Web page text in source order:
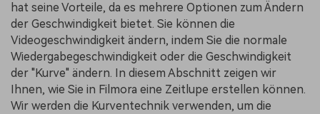
hat seine Vorteile, da es mehrere Optionen zum Ändern
der Geschwindigkeit bietet. Sie können die
Videogeschwindigkeit ändern, indem Sie die normale
Wiedergabegeschwindigkeit oder die Geschwindigkeit
der "Kurve" ändern. In diesem Abschnitt zeigen wir
Ihnen, wie Sie in Filmora eine Zeitlupe erstellen können.
Wir werden die Kurventechnik verwenden, um die